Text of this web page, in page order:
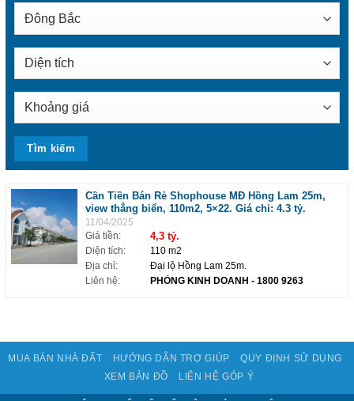
Cần Tiền Bán Rẻ Shophouse MĐ Hồng Lam 25m,
view thẳng biển, 110m2, 5×22. Giá chỉ: 4.3 tỷ.
11/04/2025
Giá tiền:
4,3 tỷ.
Diện tích:
110 m2
Địa chỉ:
Đại lộ Hồng Lam 25m.
Liên hệ:
PHÒNG KINH DOANH - 1800 9263
MUA BÁN NHÀ ĐẤT HƯỚNG DẪN TRỢ GIÚP
QUY ĐỊNH SỬ DỤNG
XEM BẢN ĐỒ
LIÊN HỆ GÓP Ý